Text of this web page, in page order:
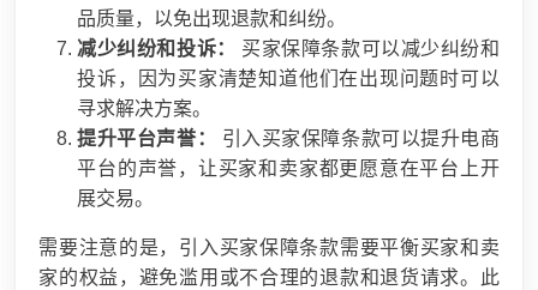
品质量，以免出现退款和纠纷。
减少纠纷和投诉：
买家保障条款可以减少纠纷和
投诉，因为买家清楚知道他们在出现问题时可以
寻求解决方案。
提升平台声誉： 引入买家保障条款可以提升电商
平台的声誉，让买家和卖家都更愿意在平台上开
展交易。
需要注意的是，引入买家保障条款需要平衡买家和卖
家的权益，避免滥用或不合理的退款和退货请求。此